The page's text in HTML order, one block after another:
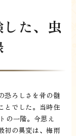
た、虫
恐ろしさを骨の髄
とでした。当時住
の一階。今思え
初の異変は、梅雨